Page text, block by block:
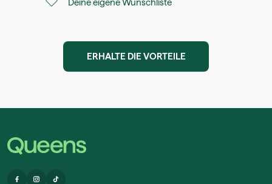
Deine eigene Wunschliste
ERHALTE DIE VORTEILE